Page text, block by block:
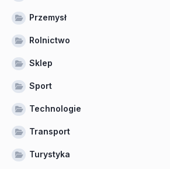
Przemysł
Rolnictwo
Sklep
Sport
Technologie
Transport
Turystyka